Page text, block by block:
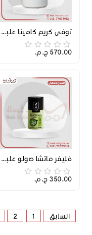
توفي كريم كامينا علبة 1 ك
570.00 ج.م.‏
فليفر ماتشا صولو علبه 1 ك
350.00 ج.م.‏
السابق 1
2